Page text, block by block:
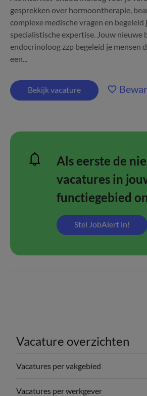
gesprekken over hormoontherapie,
complexe medische vragen en
specialistische expertise. Jouw nieuwe
endocrinoloog zzp begeleid je mensen
een...
Bekijk vacature
Als eerste de
vacatures in
functiegebied
Stel JobAlert in!
Vacature overzichten
Vacatures per vakgebied
Vacatures per werkgever